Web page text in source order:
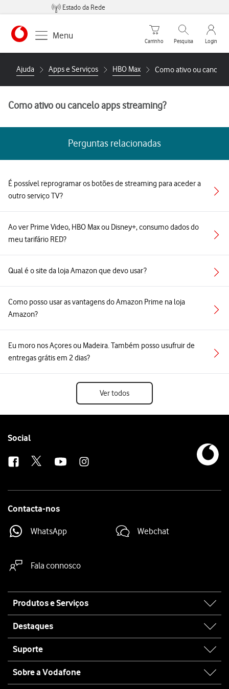
Estado da Rede
https://www.vodafone.pt
Menu
Carrinho de compras
Carrinho
Pesquisar
Pesquisa
My
Login
Ajuda Apps e Serviços HBO Max Como ativo ou
Como ativo ou cancelo apps streaming?
Perguntas relacionadas
É possível reprogramar os botões de streaming para aceder a
outro serviço TV?
Ao ver Prime Video, HBO Max ou Disney+, consumo dados do
meu tarifário RED?
Qual é o site da loja Amazon que devo usar?
Como posso usar as vantagens do Amazon Prime na loja
Amazon?
Eu moro nos Açores ou Madeira. Também posso usufruir de
entregas grátis em 2 dias?
Ver todos
Follow
Social
Contacta-nos
WhatsApp Webchat
Fala connosco
map
Produtos e Serviços
Destaques
Suporte
Sobre a Vodafone